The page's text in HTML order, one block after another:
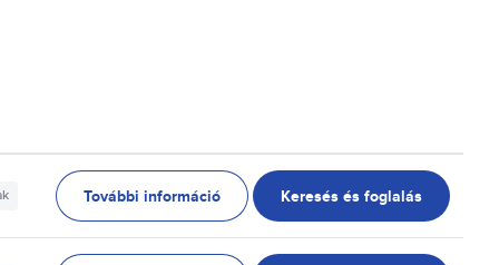
További információ Keresés és foglalás